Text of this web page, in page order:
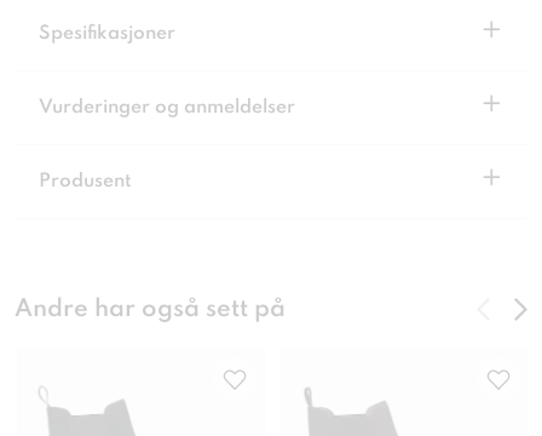
Spesifikasjoner +
Vurderinger og anmeldelser +
Produsent +
Andre har også sett på